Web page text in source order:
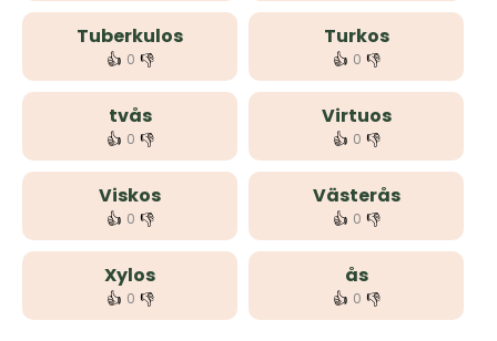
Tuberkulos
👍 0 👎
Turkos
👍 0 👎
tvås
👍 0 👎
Virtuos
👍 0 👎
Viskos
👍 0 👎
Västerås
👍 0 👎
Xylos
👍 0 👎
ås
👍 0 👎